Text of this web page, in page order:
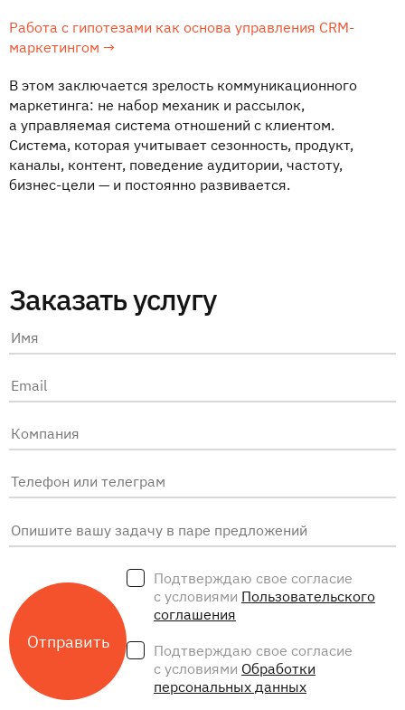
Работа с гипотезами как основа управления CRM-
маркетингом →
В этом заключается зрелость коммуникационного
маркетинга: не набор механик и рассылок,
а управляемая система отношений с клиентом.
Система, которая учитывает сезонность, продукт,
каналы, контент, поведение аудитории, частоту,
бизнес-цели — и постоянно развивается.
Заказать услугу
Подтверждаю свое согласие
с условиями Пользовательского
соглашения
Подтверждаю свое согласие
с условиями Обработки
персональных данных